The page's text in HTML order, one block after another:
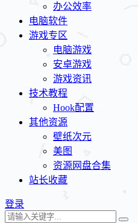
办公效率
电脑软件
游戏专区
电脑游戏
安卓游戏
游戏资讯
技术教程
Hook配置
其他资源
壁纸次元
美图
资源网盘合集
站长收藏
登录